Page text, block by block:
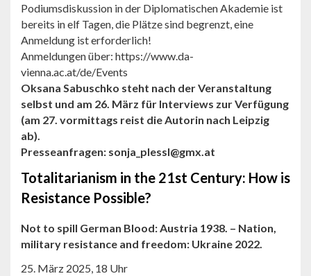
Podiumsdiskussion in der Diplomatischen Akademie ist
bereits in elf Tagen, die Plätze sind begrenzt, eine
Anmeldung ist erforderlich!
Anmeldungen über: https://www.da-
vienna.ac.at/de/Events
Oksana Sabuschko steht nach der Veranstaltung
selbst und am 26. März für Interviews zur Verfügung
(am 27. vormittags reist die Autorin nach Leipzig
ab).
Presseanfragen: sonja_plessl@gmx.at
Totalitarianism in the 21st Century: How is
Resistance Possible?
Not to spill German Blood: Austria 1938. – Nation,
military resistance and freedom: Ukraine 2022.
25. März 2025, 18 Uhr